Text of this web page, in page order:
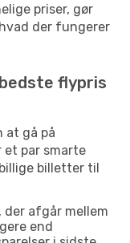
priser, gør
der fungerer
flypris
at gå på
et par smarte
billetter til
der afgår mellem
end